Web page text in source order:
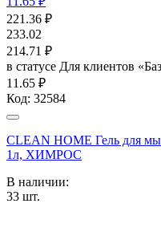
221.36 ₽
233.02
214.71 ₽
в статусе Для клиентов
11.65 ₽
Код: 32584
CLEAN HOME Гель для
1л, ХИМРОС
В наличии:
33 шт.